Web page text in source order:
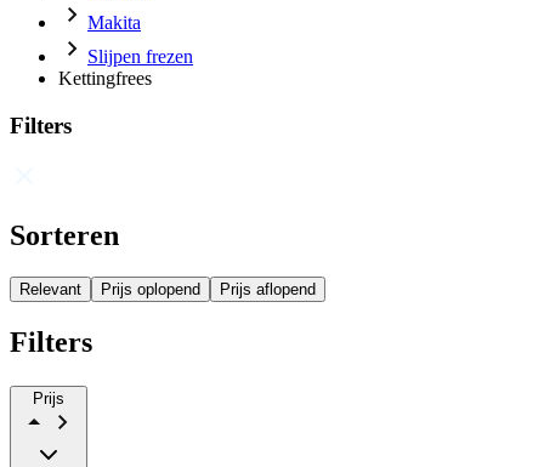
Makita
Slijpen frezen
Kettingfrees
Filters
Sorteren
Relevant Prijs oplopend Prijs aflopend
Filters
Prijs